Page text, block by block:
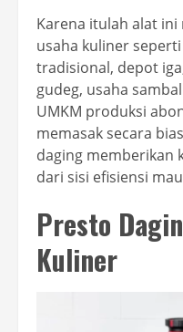
Karena itulah alat
usaha kuliner
tradisional, depot
gudeg, usaha
UMKM produksi
memasak secara
daging memberikan
dari sisi efisiensi
Presto
Kuliner